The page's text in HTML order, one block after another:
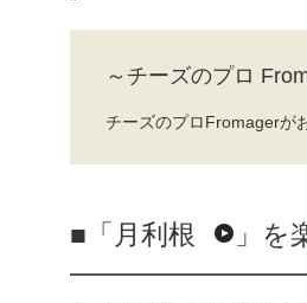
～チーズのプロ
チーズのプロFromagerが
■「 月利根 」を